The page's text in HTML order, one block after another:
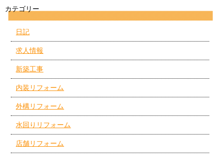
カテゴリー
日記
求人情報
新築工事
内装リフォーム
外構リフォーム
水回りリフォーム
店舗リフォーム